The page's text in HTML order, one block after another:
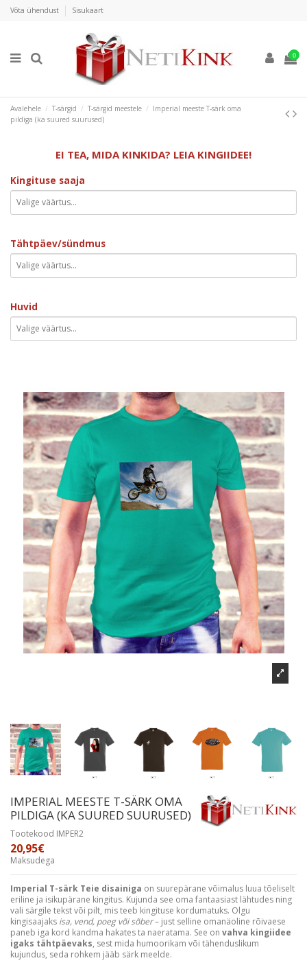
Võta ühendust Sisukaart
0
Avalehele T-särgid T-särgid meestele
Imperial meeste T-särk oma
pildiga (ka suured suurused)
EI TEA, MIDA KINKIDA? LEIA KINGIIDEE!
Kingituse saaja
Tähtpäev/sündmus
Huvid
IMPERIAL MEESTE T-SÄRK OMA
PILDIGA (KA SUURED SUURUSED)
Tootekood IMPER2
20,95€
Maksudega
Imperial T-särk Teie disainiga on suurepärane võimalus luua tõeliselt
eriline ja isikupärane kingitus. Kujunda see oma fantaasiast lähtudes ning
vali särgile tekst või pilt, mis teeb kingituse kordumatuks. Olgu
kingisaajaks isa, vend, poeg või sõber– just selline omanäoline rõivaese
paneb iga kord kandma hakates ta naeratama. See on vahva kingiidee
igaks tähtpäevaks, sest mida humoorikam või tähenduslikum
kujundus, seda rohkem jääb särk meelde.